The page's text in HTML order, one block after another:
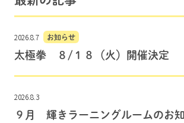
2026.8.7 お知らせ
太極拳 ８/１８（火）開催決定
2026.8.3
９月 輝きラーニングルームのお